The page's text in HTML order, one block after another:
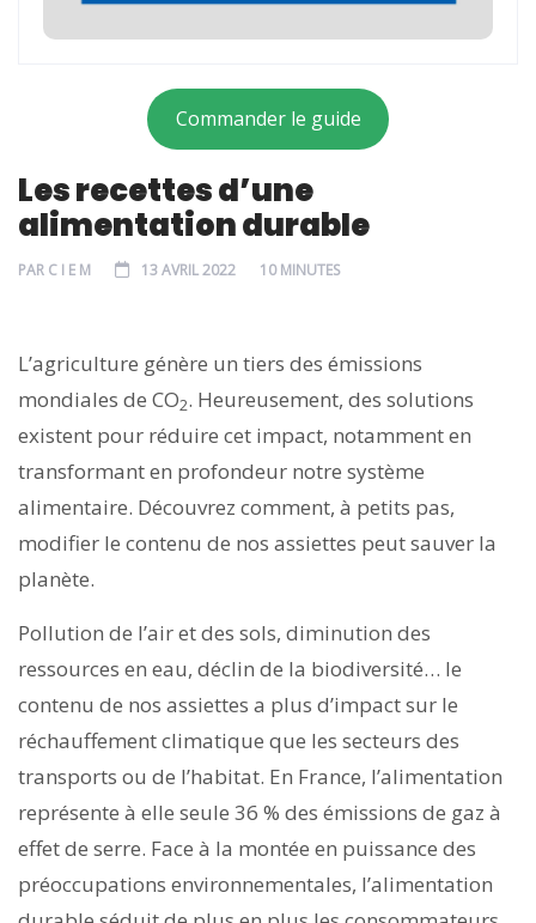
Commander le guide
Les recettes d’une
alimentation durable
PAR C I E M 13 AVRIL 2022 10 MINUTES
L’agriculture génère un tiers des émissions
mondiales de CO2. Heureusement, des solutions
existent pour réduire cet impact, notamment en
transformant en profondeur notre système
alimentaire. Découvrez comment, à petits pas,
modifier le contenu de nos assiettes peut sauver la
planète.
Pollution de l’air et des sols, diminution des
ressources en eau, déclin de la biodiversité… le
contenu de nos assiettes a plus d’impact sur le
réchauffement climatique que les secteurs des
transports ou de l’habitat. En France, l’alimentation
représente à elle seule 36 % des émissions de gaz à
effet de serre. Face à la montée en puissance des
préoccupations environnementales, l’alimentation